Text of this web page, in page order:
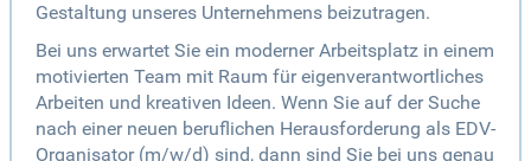
Gestaltung unseres Unternehmens beizutragen.
Bei uns erwartet Sie ein moderner Arbeitsplatz in einem
motivierten Team mit Raum für eigenverantwortliches
Arbeiten und kreativen Ideen. Wenn Sie auf der Suche
nach einer neuen beruflichen Herausforderung als EDV-
Organisator (m/w/d) sind, dann sind Sie bei uns genau